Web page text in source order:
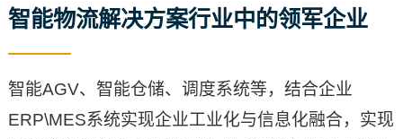
联系我们
智能物流解决方案行业中的领军企业
智能AGV、智能仓储、调度系统等，结合企业
ERP\MES系统实现企业工业化与信息化融合，实现